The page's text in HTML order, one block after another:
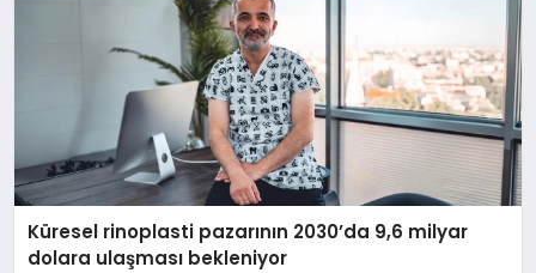
Küresel rinoplasti pazarının 2030’da 9,6 milyar
dolara ulaşması bekleniyor